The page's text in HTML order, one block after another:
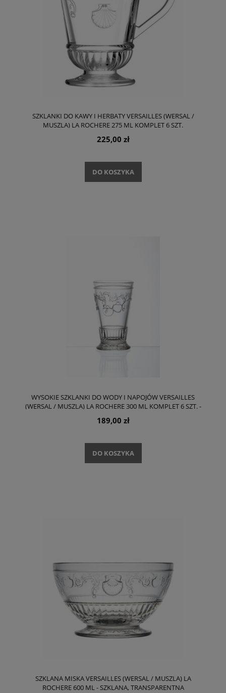
SZKLANKI DO KAWY I HERBATY VERSAILLES (WERSAL /
MUSZLA) LA ROCHERE 275 ML KOMPLET 6 SZT.
225,00 zł
DO KOSZYKA
WYSOKIE SZKLANKI DO WODY I NAPOJÓW VERSAILLES
(WERSAL / MUSZLA) LA ROCHERE 300 ML KOMPLET 6 SZT. -
TRANSPARENTNE
189,00 zł
DO KOSZYKA
SZKLANA MISKA VERSAILLES (WERSAL / MUSZLA) LA
ROCHERE 600 ML - SZKLANA, TRANSPARENTNA